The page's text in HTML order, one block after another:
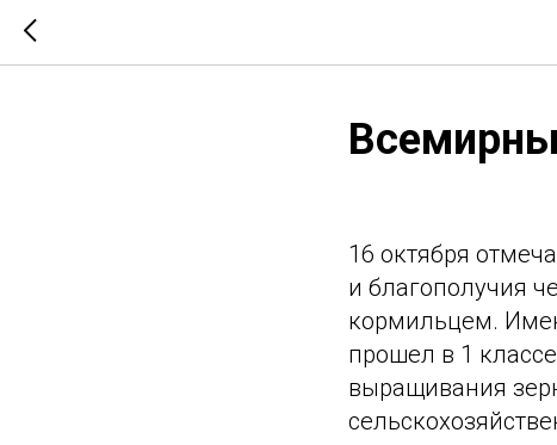
16 октября
и благополучия
кормильцем.
прошел в 1
выращивания